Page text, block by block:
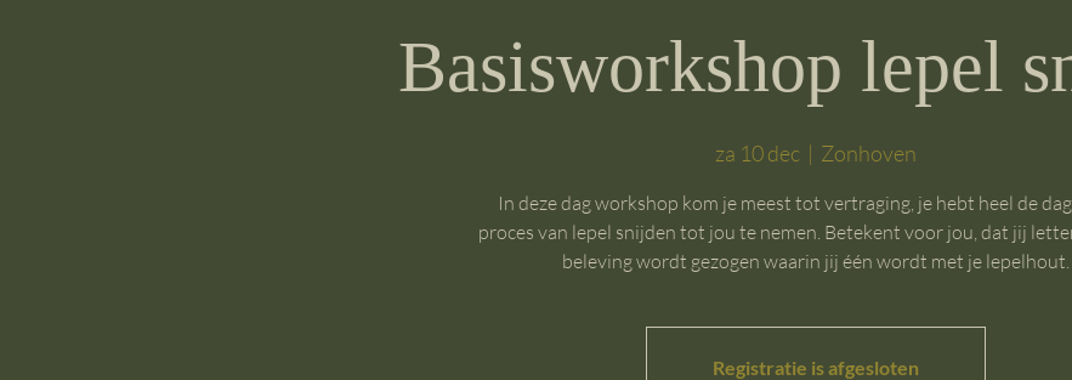
Basisworkshop lepel
za 10 dec
  |
Zonhoven
In deze dag workshop kom je meest tot vertraging, je hebt heel de
proces van lepel snijden tot jou te nemen. Betekent voor jou, dat jij
beleving wordt gezogen waarin jij één wordt met je lepelhout.
Registratie is afgesloten